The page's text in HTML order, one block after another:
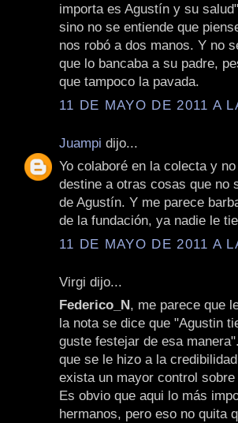
importa es Agustín y su
sino no se entiende que
nos robó a dos manos. Y no
que lo bancaba a su padre,
que tampoco la pavada.
11 DE MAYO DE 2011 A
Juampi dijo...
Yo colaboré en la colecta y
destine a otras cosas que no
de Agustín. Y me parece
de la fundación, ya nadie le
11 DE MAYO DE 2011 A
Virgi dijo...
Federico_N, me parece que
la nota se dice que "Agustin
guste festejar de esa
que se le hizo a la
exista un mayor control
Es obvio que aqui lo más
hermanos, pero eso no quita